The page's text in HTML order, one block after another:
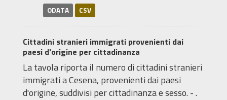
ODATA CSV
Cittadini stranieri immigrati provenienti dai
paesi d'origine per cittadinanza
La tavola riporta il numero di cittadini stranieri
immigrati a Cesena, provenienti dai paesi
d'origine, suddivisi per cittadinanza e sesso. - .